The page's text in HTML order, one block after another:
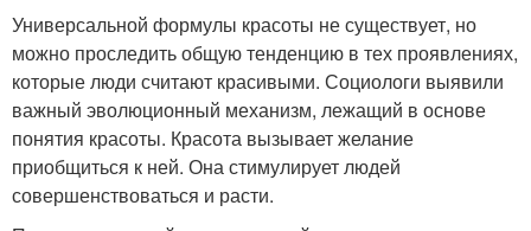
Универсальной формулы красоты не существует, но
можно проследить общую тенденцию в тех проявлениях,
которые люди считают красивыми. Социологи выявили
важный эволюционный механизм, лежащий в основе
понятия красоты. Красота вызывает желание
приобщиться к ней. Она стимулирует людей
совершенствоваться и расти.